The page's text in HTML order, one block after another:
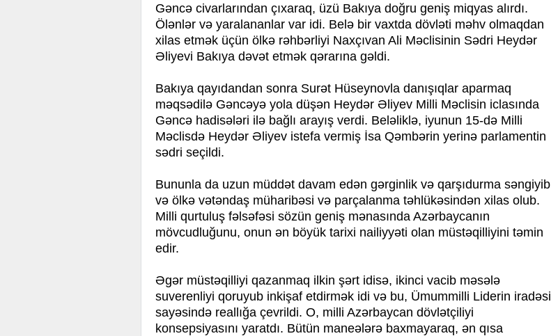
Gəncə civarlarından çıxaraq, üzü Bakıya doğru geniş miqyas alırdı.
Ölənlər və yaralananlar var idi. Belə bir vaxtda dövləti məhv olmaqdan
xilas etmək üçün ölkə rəhbərliyi Naxçıvan Ali Məclisinin Sədri Heydər
Əliyevi Bakıya dəvət etmək qərarına gəldi.
Bakıya qayıdandan sonra Surət Hüseynovla danışıqlar aparmaq
məqsədilə Gəncəyə yola düşən Heydər Əliyev Milli Məclisin iclasında
Gəncə hadisələri ilə bağlı arayış verdi. Beləliklə, iyunun 15-də Milli
Məclisdə Heydər Əliyev istefa vermiş İsa Qəmbərin yerinə parlamentin
sədri seçildi.
Bununla da uzun müddət davam edən gərginlik və qarşıdurma səngiyib
və ölkə vətəndaş müharibəsi və parçalanma təhlükəsindən xilas olub.
Milli qurtuluş fəlsəfəsi sözün geniş mənasında Azərbaycanın
mövcudluğunu, onun ən böyük tarixi nailiyyəti olan müstəqilliyini təmin
edir.
Əgər müstəqilliyi qazanmaq ilkin şərt idisə, ikinci vacib məsələ
suverenliyi qoruyub inkişaf etdirmək idi və bu, Ümummilli Liderin iradəsi
sayəsində reallığa çevrildi. O, milli Azərbaycan dövlətçiliyi
konsepsiyasını yaratdı. Bütün maneələrə baxmayaraq, ən qısa